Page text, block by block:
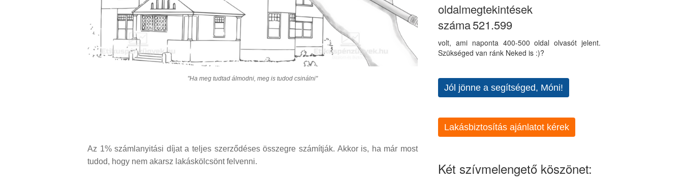
"Ha meg tudtad álmodni, meg is tudod csinálni"
Az 1% számlanyitási díjat a teljes szerződéses összegre számítják. Akkor is, ha már most
tudod, hogy nem akarsz lakáskölcsönt felvenni.
oldalmegtekintések
száma521.599
volt, ami naponta 400-500 oldal olvasót jelent.
Szükséged van ránk Neked is :)?
Jól jönne a segítséged, Móni!
Lakásbiztosítás ajánlatot kérek
Két szívmelengető köszönet: